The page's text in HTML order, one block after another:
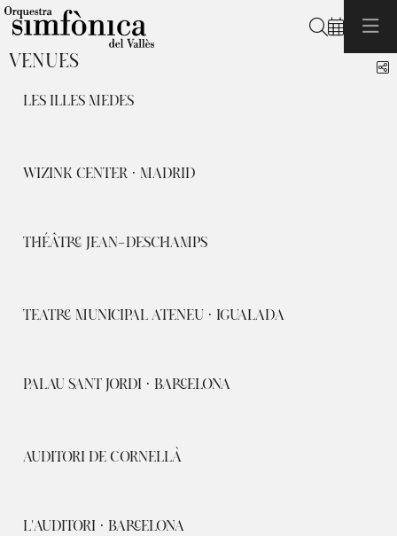
Search
VENUES
LES ILLES MEDES
WIZINK CENTER · MADRID
THÉÂTRE JEAN-DESCHAMPS
TEATRE MUNICIPAL ATENEU · IGUALADA
PALAU SANT JORDI · BARCELONA
AUDITORI DE CORNELLÀ
L'AUDITORI · BARCELONA